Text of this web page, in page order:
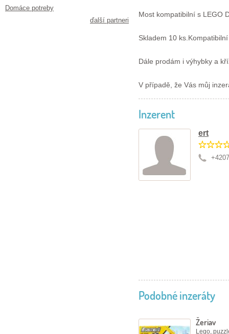
Domáce potreby
ďalší partneri
Most kompatibilní s LEGO
Skladem 10
Dále prodám i výhybky a
V případě, že Vás můj
Inzerent
ert
Podobné inzeráty
Žeriav
Lego,